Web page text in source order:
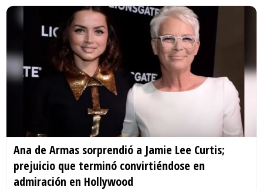
Ana de Armas sorprendió a Jamie Lee Curtis;
prejuicio que terminó convirtiéndose en
admiración en Hollywood